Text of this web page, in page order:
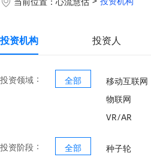
投资机构 投资人
投资领域 ： 全部 移动互联网
物联网
VR/AR
投资阶段 ： 全部 种子轮